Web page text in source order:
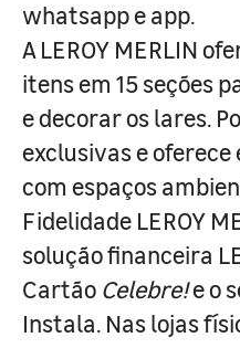
whatsapp e app.
A LEROY MERLIN
itens em 15 seções
e decorar os lares.
exclusivas e
com espaços
Fidelidade LEROY
solução financeira
Cartão Celebre!e o
Instala. Nas lojas